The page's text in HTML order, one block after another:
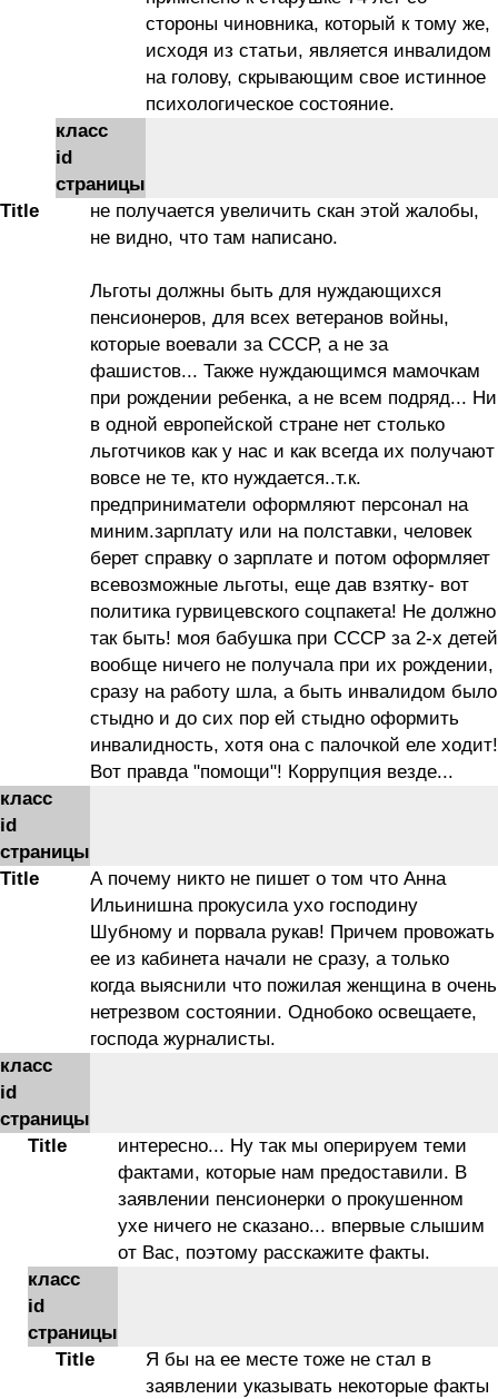
стороны чиновника, который к тому же,
исходя из статьи, является инвалидом
на голову, скрывающим свое истинное
психологическое состояние.
класс
id
страницы
Title
не получается увеличить скан этой жалобы,
не видно, что там написано.
Льготы должны быть для нуждающихся
пенсионеров, для всех ветеранов войны,
которые воевали за СССР, а не за
фашистов... Также нуждающимся мамочкам
при рождении ребенка, а не всем подряд... Ни
в одной европейской стране нет столько
льготчиков как у нас и как всегда их получают
вовсе не те, кто нуждается..т.к.
предприниматели оформляют персонал на
миним.зарплату или на полставки, человек
берет справку о зарплате и потом оформляет
всевозможные льготы, еще дав взятку- вот
политика гурвицевского соцпакета! Не должно
так быть! моя бабушка при СССР за 2-х детей
вообще ничего не получала при их рождении,
сразу на работу шла, а быть инвалидом было
стыдно и до сих пор ей стыдно оформить
инвалидность, хотя она с палочкой еле ходит!
Вот правда "помощи"! Коррупция везде...
класс
id
страницы
Title
А почему никто не пишет о том что Анна
Ильинишна прокусила ухо господину
Шубному и порвала рукав! Причем провожать
ее из кабинета начали не сразу, а только
когда выяснили что пожилая женщина в очень
нетрезвом состоянии. Однобоко освещаете,
господа журналисты.
класс
id
страницы
Title
интересно... Ну так мы оперируем теми
фактами, которые нам предоставили. В
заявлении пенсионерки о прокушенном
ухе ничего не сказано... впервые слышим
от Вас, поэтому расскажите факты.
класс
id
страницы
Title
Я бы на ее месте тоже не стал в
заявлении указывать некоторые факты